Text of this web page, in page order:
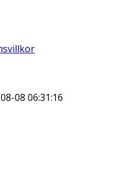
08 06:31:16